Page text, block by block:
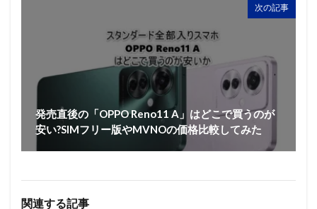
次の記事
発売直後の「OPPO Reno11 A」はどこで買うのが
安い?SIMフリー版やMVNOの価格比較してみた
関連する記事